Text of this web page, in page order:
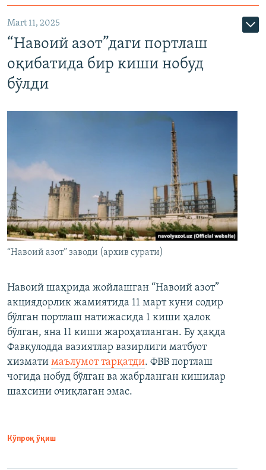
Mart 11, 2025
“Навоий азот”даги портлаш
оқибатида бир киши нобуд
бўлди
“Навоий азот” заводи (архив сурати)
Навоий шаҳрида жойлашган “Навоий азот”
акциядорлик жамиятида 11 март куни содир
бўлган портлаш натижасида 1 киши ҳалок
бўлган, яна 11 киши жароҳатланган. Бу ҳақда
Фавқулодда вазиятлар вазирлиги матбуот
хизмати маълумот тарқатди. ФВВ портлаш
чоғида нобуд бўлган ва жабрланган кишилар
шахсини очиқлаган эмас.
Кўпроқ ўқиш